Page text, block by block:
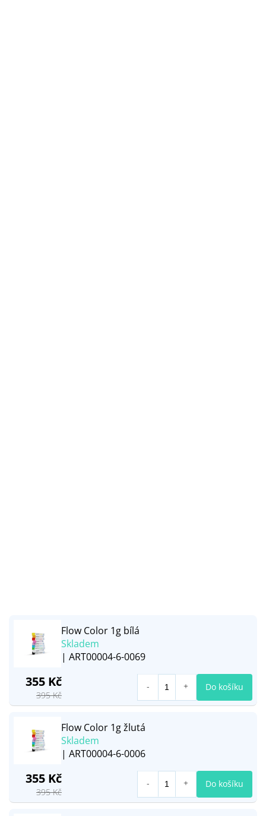
Flow Color 1g bílá
Skladem
| ART00004-6-0069
355 Kč
395 Kč
Do košíku
Flow Color 1g žlutá
Skladem
| ART00004-6-0006
355 Kč
395 Kč
Do košíku